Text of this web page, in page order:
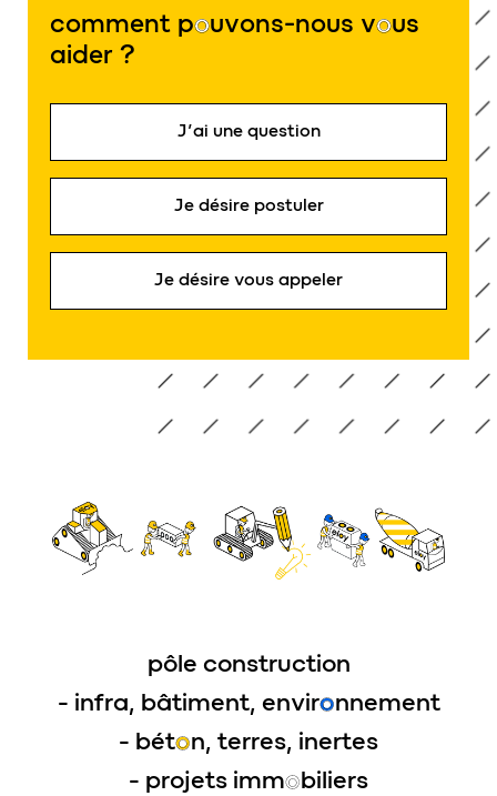
comment pouvons-nous vous
aider ?
J’ai une question
Je désire postuler
Je désire vous appeler
pôle construction
- infra, bâtiment, environnement
- béton, terres, inertes
- projets immobiliers